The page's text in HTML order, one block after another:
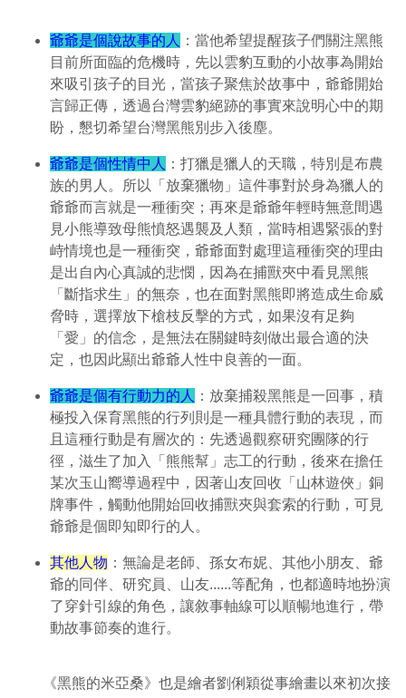
爺爺是個說故事的人
：當他希望提醒孩子們關注黑熊
目前所面臨的危機時，先以雲豹互動的小故事為開始
來吸引孩子的目光，當孩子聚焦於故事中，爺爺開始
言歸正傳，透過台灣雲豹絕跡的事實來說明心中的期
盼，懇切希望台灣黑熊別步入後塵。
爺爺是個性情中人
：打獵是獵人的天職，特別是布農
族的男人。所以「放棄獵物」這件事對於身為獵人的
爺爺而言就是一種衝突；再來是爺爺年輕時無意間遇
見小熊導致母熊憤怒遇襲及人類，當時相遇緊張的對
峙情境也是一種衝突，爺爺面對處理這種衝突的理由
是出自內心真誠的悲憫，因為在捕獸夾中看見黑熊
「斷指求生」的無奈，也在面對黑熊即將造成生命威
脅時，選擇放下槍枝反擊的方式，如果沒有足夠
「愛」的信念，是無法在關鍵時刻做出最合適的決
定，也因此顯出爺爺人性中良善的一面。
爺爺是個有行動力的人
：放棄捕殺黑熊是一回事，積
極投入保育黑熊的行列則是一種具體行動的表現，而
且這種行動是有層次的：先透過觀察研究團隊的行
徑，滋生了加入「熊熊幫」志工的行動，後來在擔任
某次玉山嚮導過程中，因著山友回收「山林遊俠」銅
牌事件，觸動他開始回收捕獸夾與套索的行動，可見
爺爺是個即知即行的人。
其他人物 ：無論是老師、孫女布妮、其他小朋友、爺
爺的同伴、研究員、山友......等配角，也都適時地扮演
了穿針引線的角色，讓敘事軸線可以順暢地進行，帶
動故事節奏的進行。
《黑熊的米亞桑》也是繪者劉俐穎從事繪畫以來初次接